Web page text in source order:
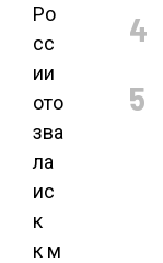
Ро
сс
ии
ото
зва
ла
ис
к
к м